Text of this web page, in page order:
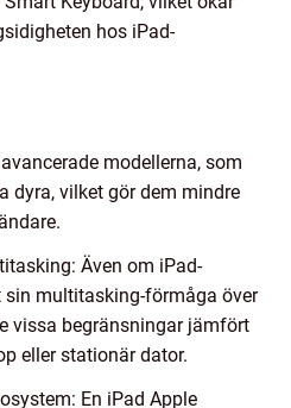
hos iPad-
modellerna, som
dyra, vilket gör dem mindre
Även om iPad-
multitasking-förmåga över
vissa begränsningar jämfört
eller stationär dator.
En iPad Apple